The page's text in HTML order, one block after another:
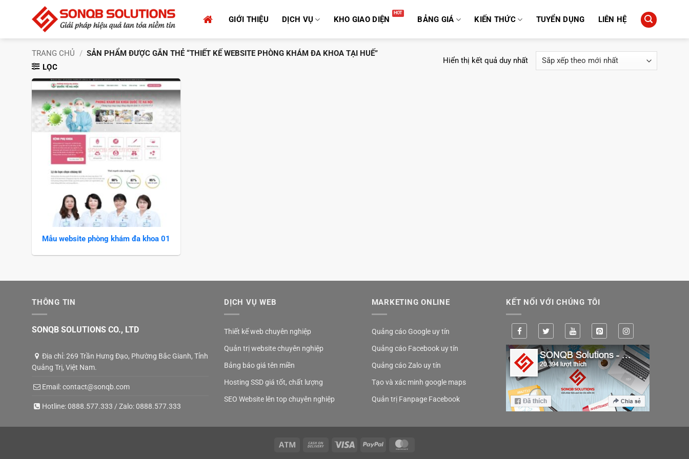
GIỚI THIỆU DỊCH VỤ KHO GIAO DIỆN BẢNG GIÁ KIẾN THỨC TUYỂN DỤNG LIÊN HỆ
TRANG CHỦ / SẢN PHẨM ĐƯỢC GẮN THẺ “THIẾT KẾ WEBSITE PHÒNG KHÁM ĐA KHOA TẠI HUẾ”
LỌC
Hiển thị kết quả duy nhất
Mẫu website phòng khám đa khoa 01
THÔNG TIN
SONQB SOLUTIONS CO., LTD
Địa chỉ: 269 Trần Hưng Đạo, Phường Bắc Gianh, Tỉnh
Quảng Trị, Việt Nam.
Email:contact@sonqb.com
Hotline:0888.577.333 / Zalo:0888.577.333
DỊCH VỤ WEB
Thiết kế web chuyên nghiệp
Quản trị website chuyên nghiệp
Bảng báo giá tên miền
Hosting SSD giá tốt, chất lượng
SEO Website lên top chuyên nghiệp
MARKETING ONLINE
Quảng cáo Google uy tín
Quảng cáo Facebook uy tín
Quảng cáo Zalo uy tín
Tạo và xác minh google maps
Quản trị Fanpage Facebook
KẾT NỐI VỚI CHÚNG TÔI
Atm
Cash
Visa PayPal